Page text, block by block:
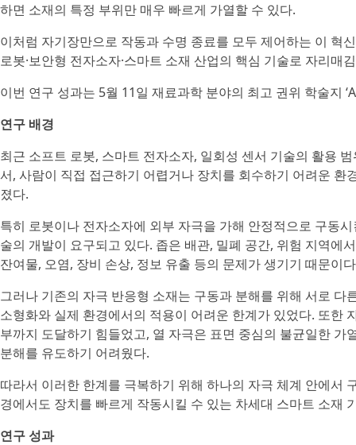
하면 소재의 특정 부위만 매우 빠르게 가열할 수 있다.
이처럼 자기장만으로 작동과 수명 종료를 모두 제어하는 이 혁
로봇·보안형 전자소자·스마트 소재 산업의 핵심 기술로 자리매
이번 연구 성과는 5월 11일 재료과학 분야의 최고 권위 학술지
연구 배경
최근 소프트 로봇, 스마트 전자소자, 일회성 센서 기술의 활용
서, 사람이 직접 접근하기 어렵거나 장치를 회수하기 어려운
졌다.
특히 로봇이나 전자소자에 외부 자극을 가해 안정적으로 구동
술의 개발이 요구되고 있다. 좁은 배관, 밀폐 공간, 위험 지역에
잔여물, 오염, 장비 손상, 정보 유출 등의 문제가 생기기 때문이
그러나 기존의 자극 반응형 소재는 구동과 분해를 위해 서로
소형화와 실제 환경에서의 적용이 어려운 한계가 있었다. 또한
부까지 도달하기 힘들었고, 열 자극은 표면 중심의 불균일한
분해를 유도하기 어려웠다.
따라서 이러한 한계를 극복하기 위해 하나의 자극 체계 안에서
경에서도 장치를 빠르게 작동시킬 수 있는 차세대 스마트 소재
연구 성과